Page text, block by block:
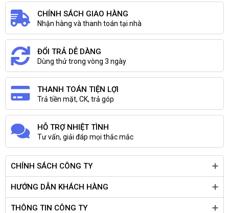
CHÍNH SÁCH GIAO HÀNG
Nhận hàng và thanh toán tại nhà
ĐỔI TRẢ DỄ DÀNG
Dùng thử trong vòng 3 ngày
THANH TOÁN TIỆN LỢI
Trả tiền mặt, CK, trả góp
HỖ TRỢ NHIỆT TÌNH
Tư vấn, giải đáp mọi thắc mắc
CHÍNH SÁCH CÔNG TY
HƯỚNG DẪN KHÁCH HÀNG
THÔNG TIN CÔNG TY